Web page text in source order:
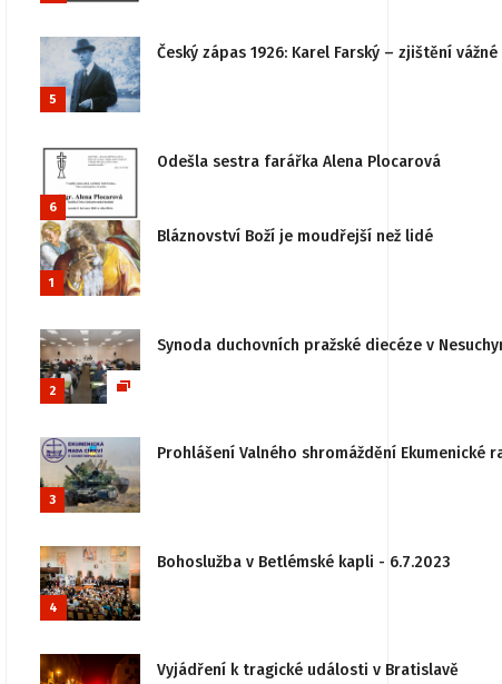
5
Český zápas 1926: Karel Farský – zjištění
6
Odešla sestra farářka Alena Plocarová
1
Bláznovství Boží je moudřejší než lidé
2
Synoda duchovních pražské diecéze v
3
Prohlášení Valného shromáždění
4
Bohoslužba v Betlémské kapli - 6.7.2023
Vyjádření k tragické události v Bratislavě